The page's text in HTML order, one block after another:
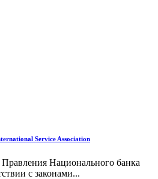
Service Association
Национального банка
с законами...